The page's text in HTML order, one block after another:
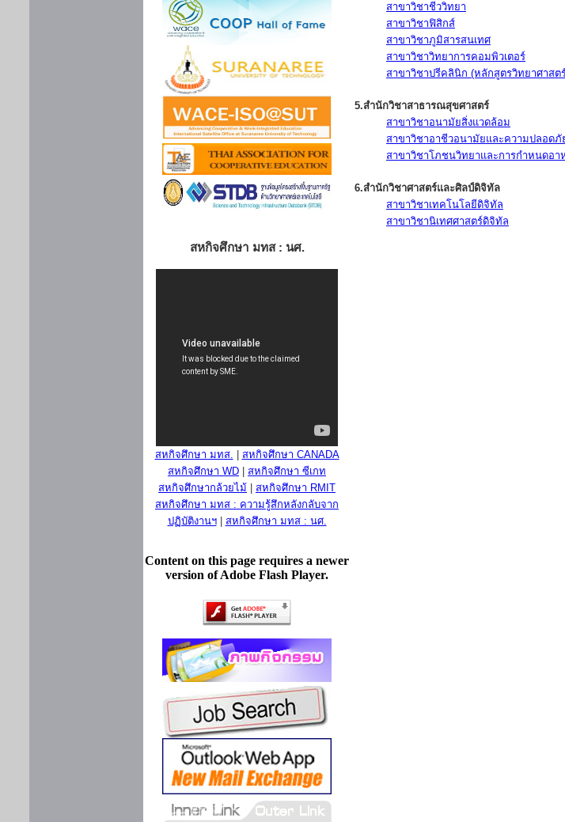
สหกิจศึกษา มทส : นศ.
สหกิจศึกษา มทส.
สหกิจศึกษา CANADA
สหกิจศึกษา WD
สหกิจศึกษา ซีเกท
สหกิจศึกษากล้วยไม้
สหกิจศึกษา RMIT
สหกิจศึกษา มทส : ความรู้สึกหลังกลับจาก
ปฏิบัติงานฯ| สหกิจศึกษา มทส : นศ.
Content on this page requires a newer
version of Adobe Flash Player.
สาขาวิชาชีววิทยา
สาขาวิชาฟิสิกส์
สาขาวิชาภูมิสารสนเทศ
สาขาวิชาวิทยาการคอมพิวเตอร์
สาขาวิชาปรีคลินิก (หลักสูตรวิทยาศาสต
5.สำนักวิชาสาธารณสุขศาสตร์
สาขาวิชาอนามัยสิ่งแวดล้อม
สาขาวิชาอาชีวอนามัยและความปลอดภั
สาขาวิชาโภชนวิทยาและการกำหนดอา
6.สำนักวิชาศาสตร์และศิลป์ดิจิทัล
สาขาวิชาเทคโนโลยีดิจิทัล
สาขาวิชานิเทศศาสตร์ดิจิทัล